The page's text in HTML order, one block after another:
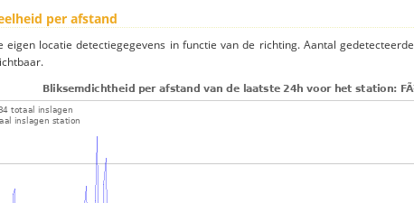
per afstand
eigen locatie detectiegegevens in functie van de richting. Aantal gedetecteerde